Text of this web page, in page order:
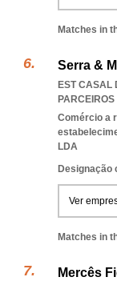
Matches in
Serra &
EST CASAL
Comércio a
LDA
Designação
Ver
Matches in
Mercês